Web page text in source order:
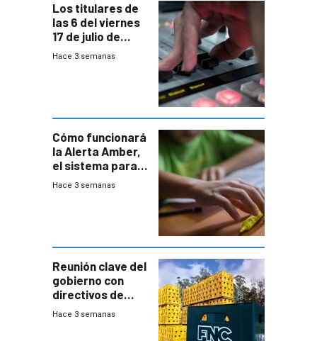
Los titulares de
las 6 del viernes
17 de julio de
2026
Hace 3 semanas
Cómo funcionará
la Alerta Amber,
el sistema para
la búsqueda
Hace 3 semanas
Reunión clave del
gobierno con
directivos de
Fábricas
Hace 3 semanas